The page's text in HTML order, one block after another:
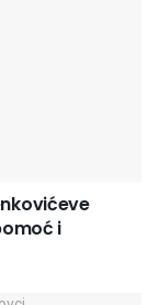
i